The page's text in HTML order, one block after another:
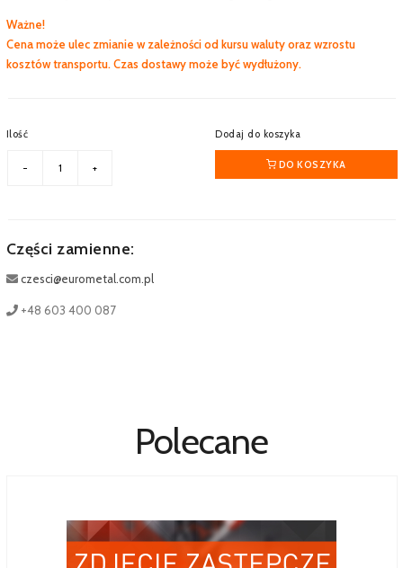
Ważne!
Cena może ulec zmianie w zależności od kursu waluty oraz wzrostu
kosztów transportu. Czas dostawy może być wydłużony.
Ilość Dodaj do koszyka
DO KOSZYKA
Części zamienne:
czesci@eurometal.com.pl
+48 603 400 087
Polecane